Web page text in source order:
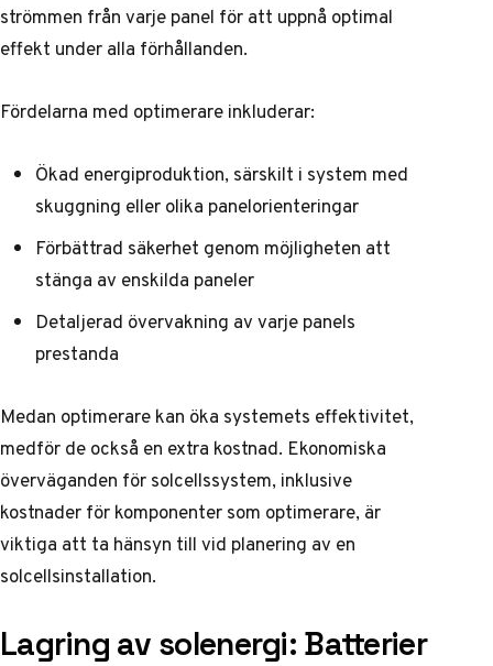
strömmen från varje panel för att uppnå optimal
effekt under alla förhållanden.
Fördelarna med optimerare inkluderar:
Ökad energiproduktion, särskilt i system med
skuggning eller olika panelorienteringar
Förbättrad säkerhet genom möjligheten att
stänga av enskilda paneler
Detaljerad övervakning av varje panels
prestanda
Medan optimerare kan öka systemets effektivitet,
medför de också en extra kostnad. Ekonomiska
överväganden för solcellssystem, inklusive
kostnader för komponenter som optimerare, är
viktiga att ta hänsyn till vid planering av en
solcellsinstallation.
Lagring av solenergi: Batterier